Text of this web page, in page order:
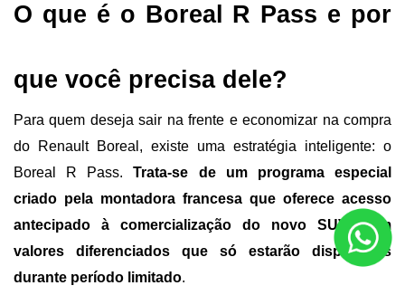
O que é o Boreal R Pass e por
que você precisa dele?
Para quem deseja sair na frente e economizar na compra
do Renault Boreal, existe uma estratégia inteligente: o
Boreal R Pass. Trata-se de um programa especial
criado pela montadora francesa que oferece acesso
antecipado à comercialização do novo SUV, com
valores diferenciados que só estarão disponíveis
durante período limitado.